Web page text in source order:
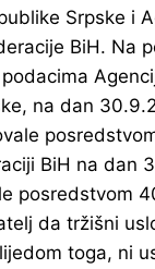
Srpske i
BiH. Na
na dan
BiH na dan
posredstvom
da tržišni
toga, ni